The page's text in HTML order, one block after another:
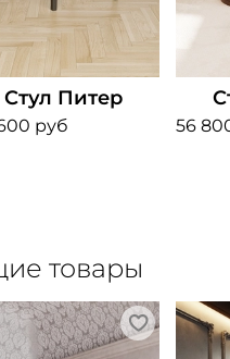
Стул Питер
руб 56
товары